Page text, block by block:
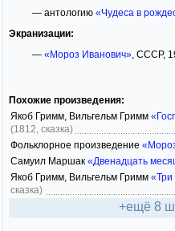
— антологию «Чудеса в
Экранизации:
— «Мороз Иванович», СССР,
Похожие произведения:
Якоб Гримм, Вильгельм Гримм
(1812, сказка)
Фольклорное произведение
Самуил Маршак «Двенадцать
Якоб Гримм, Вильгельм Гримм «Три
сказка)
+ещё 8